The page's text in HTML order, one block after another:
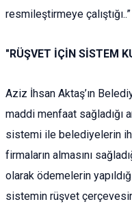
resmileştirmeye
"RÜŞVET İÇİN SİSTEM
Aziz İhsan Aktaş’ın
maddi menfaat sağladığı
sistemi ile belediyelerin
firmaların almasını
olarak ödemelerin
sistemin rüşvet